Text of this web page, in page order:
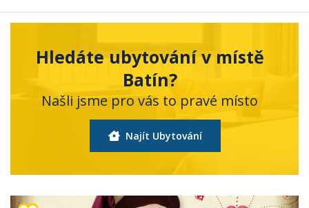
Hledáte ubytování v místě
Batín?
Našli jsme pro vás to pravé místo
Najít Ubytování